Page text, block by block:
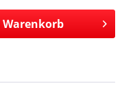
Warenkorb